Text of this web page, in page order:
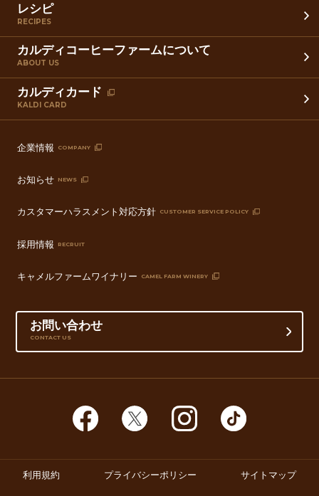
レシピ
RECIPES
カルディコーヒーファームについて
ABOUT US
カルディカード
KALDI CARD
企業情報 COMPANY
お知らせ NEWS
カスタマーハラスメント対応方針 CUSTOMER SERVICE POLICY
採用情報 RECRUIT
キャメルファームワイナリー CAMEL FARM WINERY
お問い合わせ
CONTACT US
利用規約 プライバシーポリシー サイトマップ